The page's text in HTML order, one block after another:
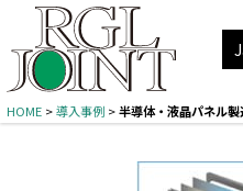
HOME>導入事例>半導体・液晶パネル